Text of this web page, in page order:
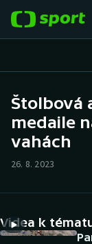
Hokej
Cyklistika
Štolbová
medaile
vahách
26. 8. 2023
Videa k